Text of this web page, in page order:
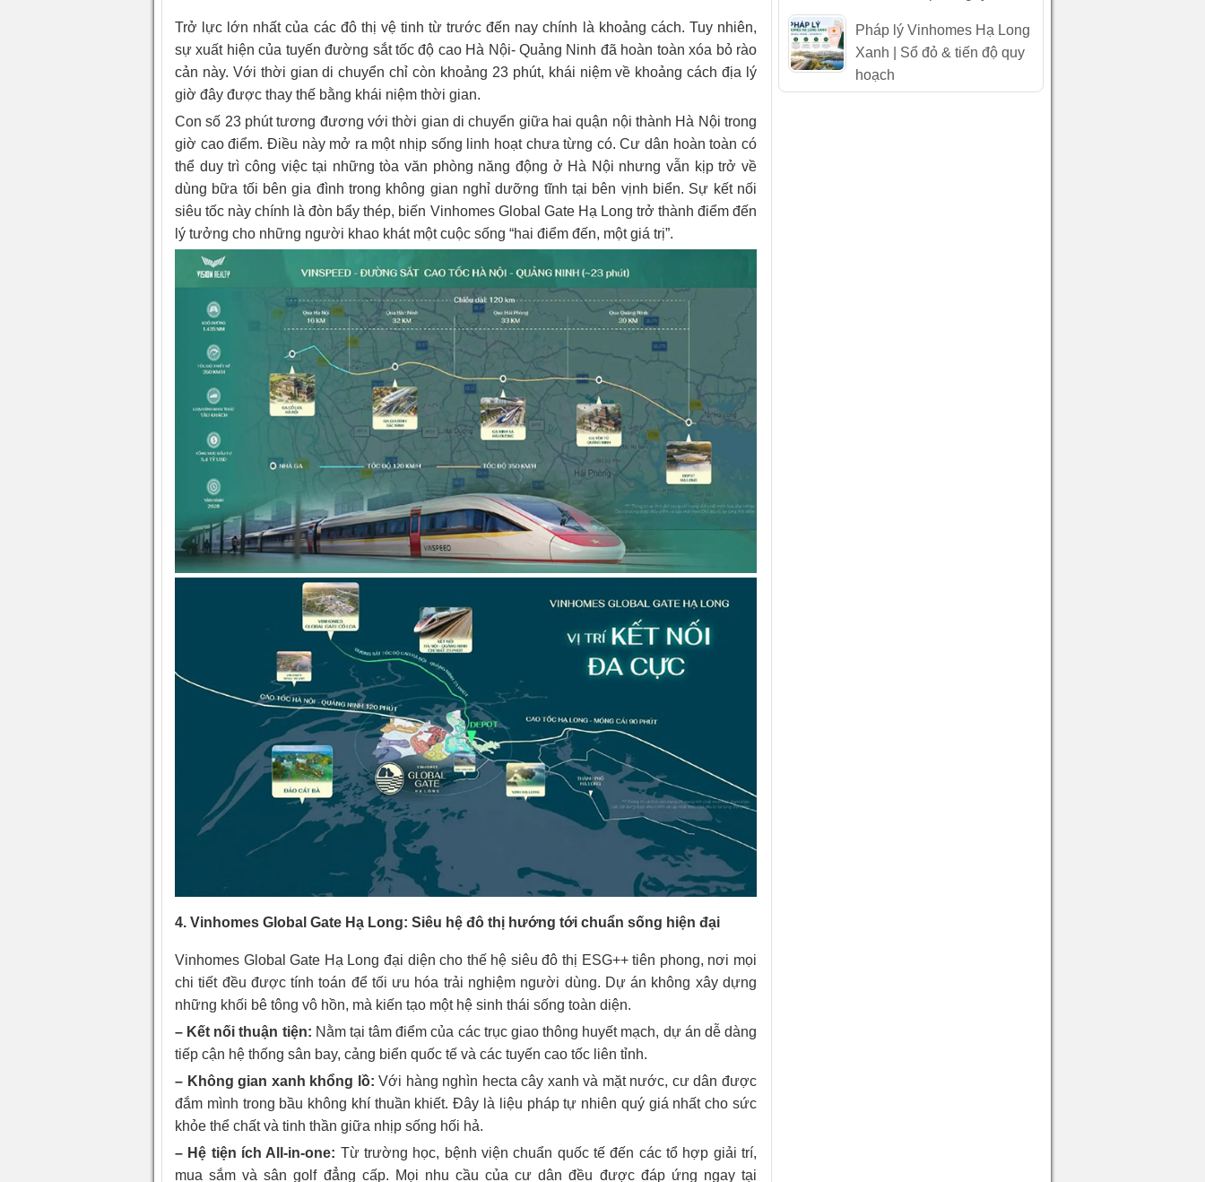
Trở lực lớn nhất của các đô thị vệ tinh từ trước đến nay chính là khoảng cách. Tuy nhiên,
sự xuất hiện của tuyến đường sắt tốc độ cao Hà Nội- Quảng Ninh đã hoàn toàn xóa bỏ rào
cản này. Với thời gian di chuyển chỉ còn khoảng 23 phút, khái niệm về khoảng cách địa lý
giờ đây được thay thế bằng khái niệm thời gian.
Con số 23 phút tương đương với thời gian di chuyển giữa hai quận nội thành Hà Nội trong
giờ cao điểm. Điều này mở ra một nhịp sống linh hoạt chưa từng có. Cư dân hoàn toàn có
thể duy trì công việc tại những tòa văn phòng năng động ở Hà Nội nhưng vẫn kịp trở về
dùng bữa tối bên gia đình trong không gian nghỉ dưỡng tĩnh tại bên vịnh biển. Sự kết nối
siêu tốc này chính là đòn bẩy thép, biến Vinhomes Global Gate Hạ Long trở thành điểm đến
lý tưởng cho những người khao khát một cuộc sống “hai điểm đến, một giá trị”.
4. Vinhomes Global Gate Hạ Long: Siêu hệ đô thị hướng tới chuẩn sống hiện đại
Vinhomes Global Gate Hạ Long đại diện cho thế hệ siêu đô thị ESG++ tiên phong, nơi mọi
chi tiết đều được tính toán để tối ưu hóa trải nghiệm người dùng. Dự án không xây dựng
những khối bê tông vô hồn, mà kiến tạo một hệ sinh thái sống toàn diện.
– Kết nối thuận tiện: Nằm tại tâm điểm của các trục giao thông huyết mạch, dự án dễ dàng
tiếp cận hệ thống sân bay, cảng biển quốc tế và các tuyến cao tốc liên tỉnh.
– Không gian xanh khổng lồ: Với hàng nghìn hecta cây xanh và mặt nước, cư dân được
đắm mình trong bầu không khí thuần khiết. Đây là liệu pháp tự nhiên quý giá nhất cho sức
khỏe thể chất và tinh thần giữa nhịp sống hối hả.
– Hệ tiện ích All-in-one: Từ trường học, bệnh viện chuẩn quốc tế đến các tổ hợp giải trí,
mua sắm và sân golf đẳng cấp. Mọi nhu cầu của cư dân đều được đáp ứng ngay tại
Pháp lý Vinhomes Hạ Long
Xanh | Sổ đỏ & tiến độ quy
hoạch